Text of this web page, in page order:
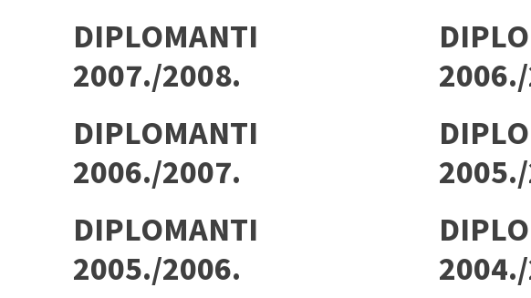
DIPLOMANTI
2007./2008.
DIPLOMANTI
2006./2007.
DIPLOMANTI
2005./2006.